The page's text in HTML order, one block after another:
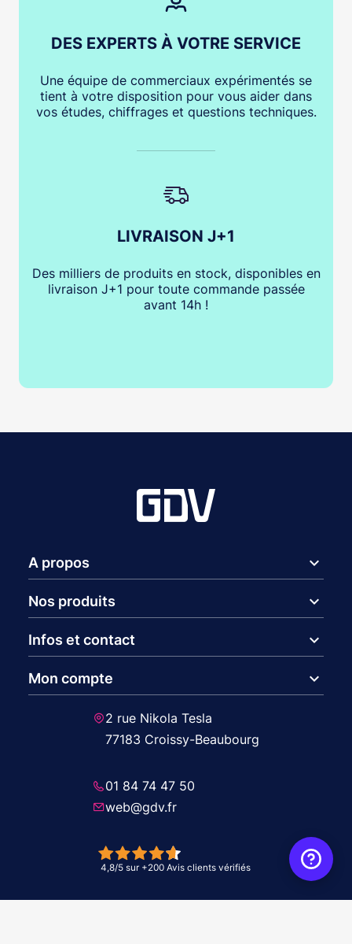
DES EXPERTS À VOTRE SERVICE
Une équipe de commerciaux expérimentés se
tient à votre disposition pour vous aider dans
vos études, chiffrages et questions techniques.
LIVRAISON J+1
Des milliers de produits en stock, disponibles en
livraison J+1 pour toute commande passée
avant 14h !
A propos expand_more
Nos produits expand_more
Infos et contact expand_more
Mon compte expand_more
2 rue Nikola Tesla
77183 Croissy-Beaubourg
01 84 74 47 50
web@gdv.fr